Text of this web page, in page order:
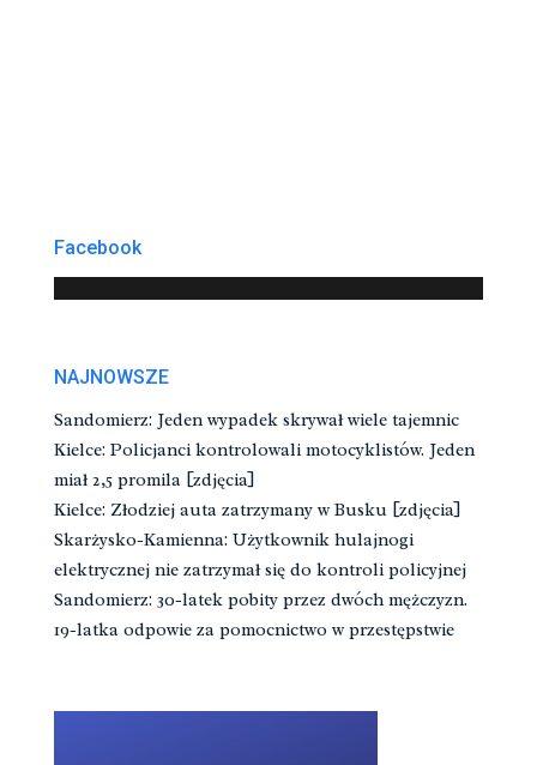
Facebook
NAJNOWSZE
Sandomierz: Jeden wypadek skrywał wiele tajemnic
Kielce: Policjanci kontrolowali motocyklistów. Jeden
miał 2,5 promila [zdjęcia]
Kielce: Złodziej auta zatrzymany w Busku [zdjęcia]
Skarżysko-Kamienna: Użytkownik hulajnogi
elektrycznej nie zatrzymał się do kontroli policyjnej
Sandomierz: 30-latek pobity przez dwóch mężczyzn.
19-latka odpowie za pomocnictwo w przestępstwie